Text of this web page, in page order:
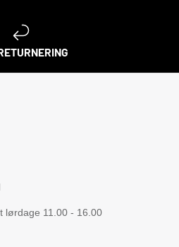
lørdage 11.00 - 16.00